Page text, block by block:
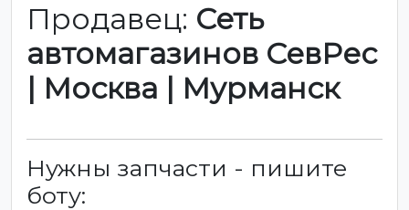
Продавец: Сеть
автомагазинов СевРес
| Москва | Мурманск
Нужны запчасти - пишите
боту: